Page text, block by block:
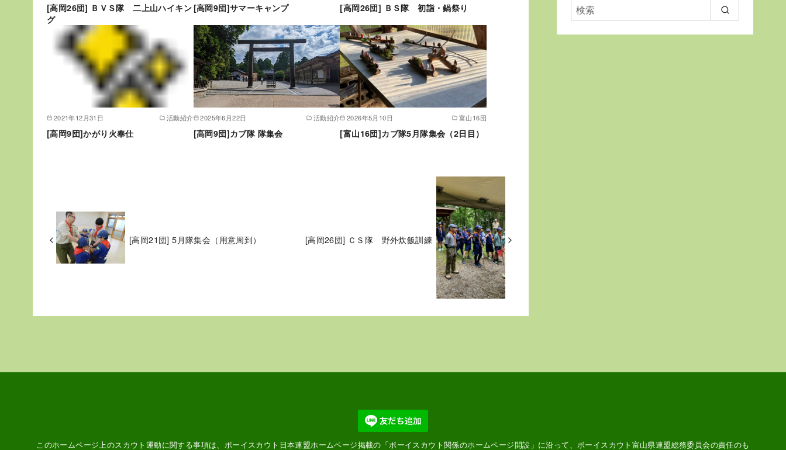
[高岡26団] ＢＶＳ隊 二上山ハイキン
グ
[高岡9団]サマーキャンプ [高岡26団] ＢＳ隊 初詣・鍋祭り
2021年12月31日 活動紹介
[高岡9団]かがり火奉仕
2025年6月22日 活動紹介
[高岡9団]カブ隊 隊集会
2026年5月10日 富山16団
[富山16団]カブ隊5月隊集会（2日目）
[高岡21団] 5月隊集会（用意周到） [高岡26団] ＣＳ隊 野外炊飯訓練
表
示
このホームページ上のスカウト運動に関する事項は、ボーイスカウト日本連盟ホームページ掲載の「ボーイスカウト関係のホームページ開設 」に沿って、ボーイスカウト富山県連盟総務委員会の責任のも